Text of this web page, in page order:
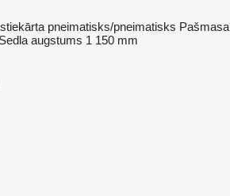
pneimatisks/pneimatisks Pašmasa
Sedla augstums 1 150 mm